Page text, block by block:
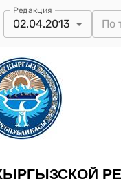
Редакция
02.04.2013